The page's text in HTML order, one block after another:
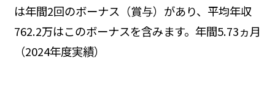
は年間2回のボーナス（賞与）があり、平均年収
762.2万はこのボーナスを含みます。年間5.73ヵ月
（2024年度実績）